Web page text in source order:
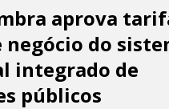
aprova
negócio do
integrado de
públicos